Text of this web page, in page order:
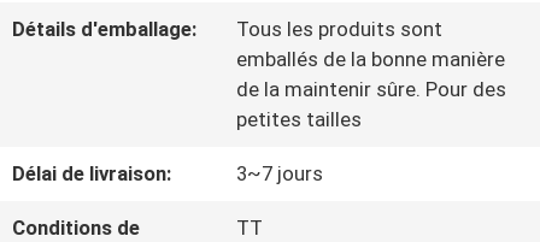
DE
CONTRÔLE
DE
Détails d'emballage:
Tous les produits sont
emballés de la bonne manière
de la maintenir sûre. Pour des
petites tailles
Délai de livraison: 3~7 jours
Conditions de
TT